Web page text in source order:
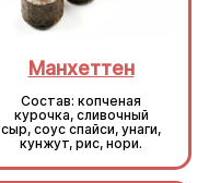
Манхеттен
Состав: копченая
курочка, сливочный
сыр, соус спайси, унаги,
кунжут, рис, нори.